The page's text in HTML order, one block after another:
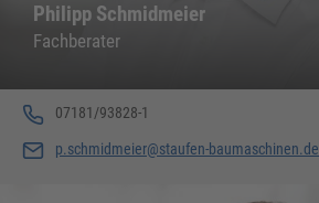
Philipp Schmidmeier
Fachberater
07181/93828-1
p.schmidmeier@staufen-baumaschinen.de